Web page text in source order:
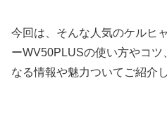
今回は、そんな人気のケルヒ
ーWV50PLUSの使い方やコツ
なる情報や魅力ついてご紹介